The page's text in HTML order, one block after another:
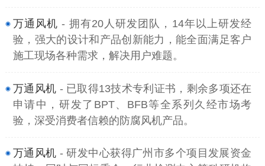
万通风机 - 拥有20人研发团队，14年以上研发经
验，强大的设计和产品创新能力，能全面满足客户
施工现场各种需求，解决用户难题。
万通风机 - 已取得13技术专利证书，剩余多项还在
申请中，研发了BPT、BFB等全系列久经市场考
验，深受消费者信赖的防腐风机产品。
万通风机 - 研发中心获得广州市多个项目发展资金